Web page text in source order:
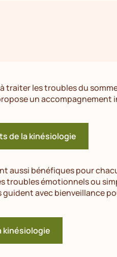
les troubles du
un
de la kinésiologie
aussi bénéfiques pour
troubles émotionnels ou
guident avec bienveillance
kinésiologie